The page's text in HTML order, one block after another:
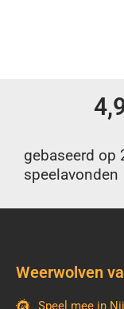
gebaseerd op
speelavonden
Weerwolven
Speel mee in